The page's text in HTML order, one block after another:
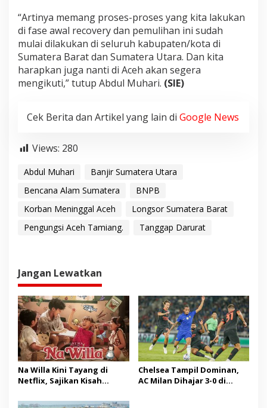
“Artinya memang proses-proses yang kita lakukan
di fase awal recovery dan pemulihan ini sudah
mulai dilakukan di seluruh kabupaten/kota di
Sumatera Barat dan Sumatera Utara. Dan kita
harapkan juga nanti di Aceh akan segera
mengikuti,” tutup Abdul Muhari. (SIE)
Cek Berita dan Artikel yang lain di Google News
Views: 280
Abdul Muhari
Banjir Sumatera Utara
Bencana Alam Sumatera
BNPB
Korban Meninggal Aceh
Longsor Sumatera Barat
Pengungsi Aceh Tamiang.
Tanggap Darurat
Jangan Lewatkan
Na Willa Kini Tayang di
Netflix, Sajikan Kisah
Chelsea Tampil Dominan,
AC Milan Dihajar 3-0 di